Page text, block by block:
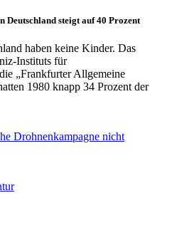
steigt auf 40 Prozent
haben keine Kinder. Das
Instituts für
„Frankfurter Allgemeine
1980 knapp 34 Prozent der